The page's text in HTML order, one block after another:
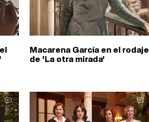
Macarena García en el rodaje
de 'La otra mirada'